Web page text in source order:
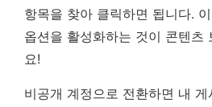
항목을 찾아 클릭하면 됩니다.
옵션을 활성화하는 것이 콘텐츠
요!
비공개 계정으로 전환하면 내